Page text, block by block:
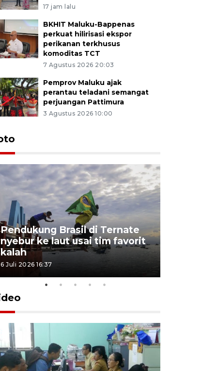
17 jam lalu
BKHIT Maluku-Bappenas
perkuat hilirisasi ekspor
perikanan terkhusus
komoditas TCT
7 Agustus 2026 20:03
Pemprov Maluku ajak
perantau teladani semangat
perjuangan Pattimura
3 Agustus 2026 10:00
Pendukung Brasil di Ternate
nyebur ke laut usai tim favorit
kalah
6 Juli 2026 16:37